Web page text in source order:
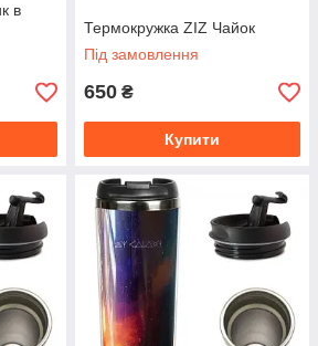
в
Термокружка ZIZ Чайок
Під замовлення
650 ₴
Купити